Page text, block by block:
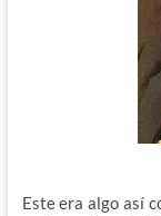
Este era algo así